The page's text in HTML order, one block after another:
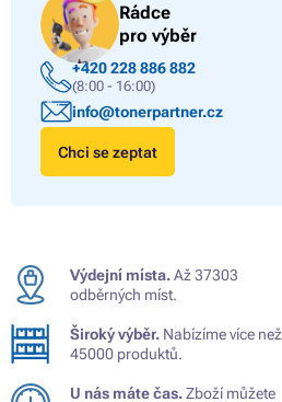
Rádce
pro výběr
+420 228 886 882
(8:00 - 16:00)
info@tonerpartner.cz
Chci se zeptat
Výdejní místa.Až 37303
odběrných míst.
Široký výběr. Nabízíme více než
45000 produktů.
U nás máte čas.Zboží můžete